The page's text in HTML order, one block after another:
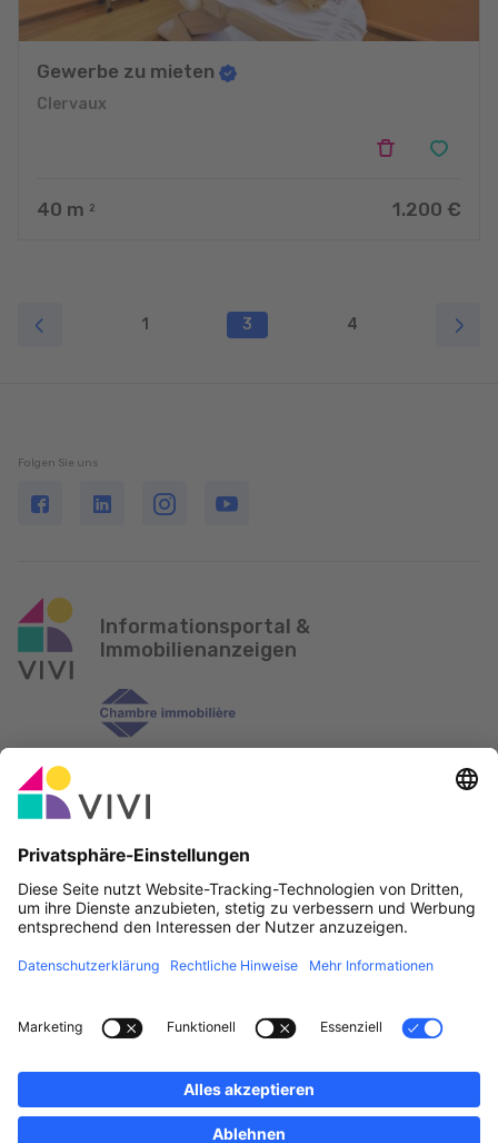
Gewerbe zu mieten
Clervaux
40 m 2 1.200 €
1 3 4
Folgen Sie uns
Informationsportal &
Immobilienanzeigen
Makler, werdet Mitglied!
Rechtliche Hinweise